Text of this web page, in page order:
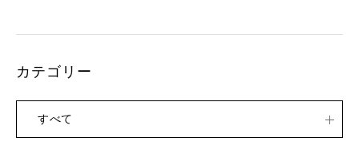
カテゴリー
すべて